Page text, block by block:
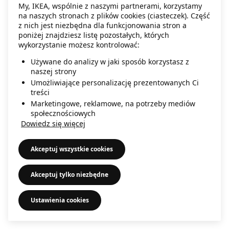
information).
My, IKEA, wspólnie z naszymi partnerami, korzystamy
na naszych stronach z plików cookies (ciasteczek). Część
z nich jest niezbędna dla funkcjonowania stron a
poniżej znajdziesz listę pozostałych, których
wykorzystanie możesz kontrolować:
Używane do analizy w jaki sposób korzystasz z
naszej strony
Umożliwiające personalizację prezentowanych Ci
treści
Marketingowe, reklamowe, na potrzeby mediów
społecznościowych
Dowiedz się więcej
Akceptuj wszystkie cookies
Akceptuj tylko niezbędne
Ustawienia cookies